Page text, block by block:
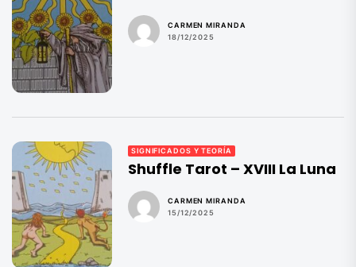
CARMEN MIRANDA
18/12/2025
SIGNIFICADOS Y TEORÍA
Shuffle Tarot – XVIII La Luna
CARMEN MIRANDA
15/12/2025